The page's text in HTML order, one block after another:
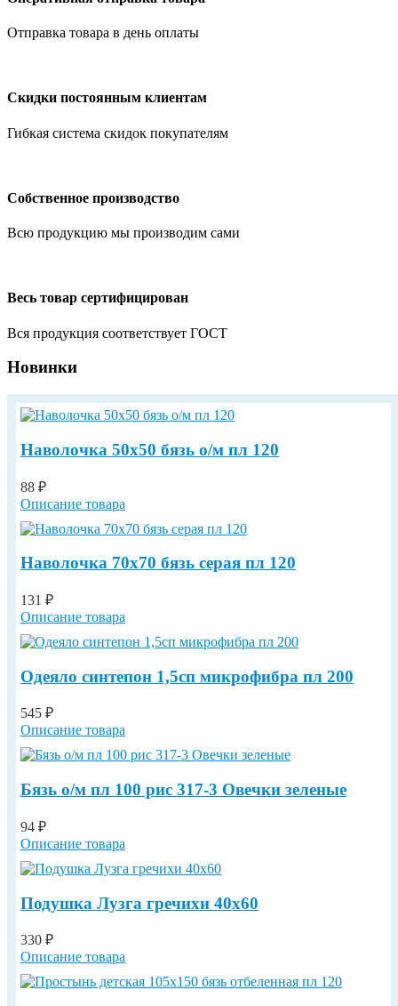
Отправка товара в день оплаты
Скидки постоянным клиентам
Гибкая система скидок покупателям
Собственное производство
Всю продукцию мы производим сами
Весь товар сертифицирован
Вся продукция соответствует ГОСТ
Новинки
Наволочка 50х50 бязь о/м пл 120
88 ₽
Описание товара
Наволочка 70х70 бязь серая пл 120
131 ₽
Описание товара
Одеяло синтепон 1,5сп микрофибра пл 200
545 ₽
Описание товара
Бязь о/м пл 100 рис 317-3 Овечки зеленые
94 ₽
Описание товара
Подушка Лузга гречихи 40х60
330 ₽
Описание товара